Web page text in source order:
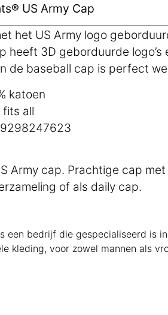
US Army Cap
het US Army logo
heeft 3D geborduurde
de baseball cap is perfect
katoen
fits all
Army cap. Prachtige cap
of als daily cap.
een bedrijf die gespecialiseerd is
kleding, voor zowel mannen als